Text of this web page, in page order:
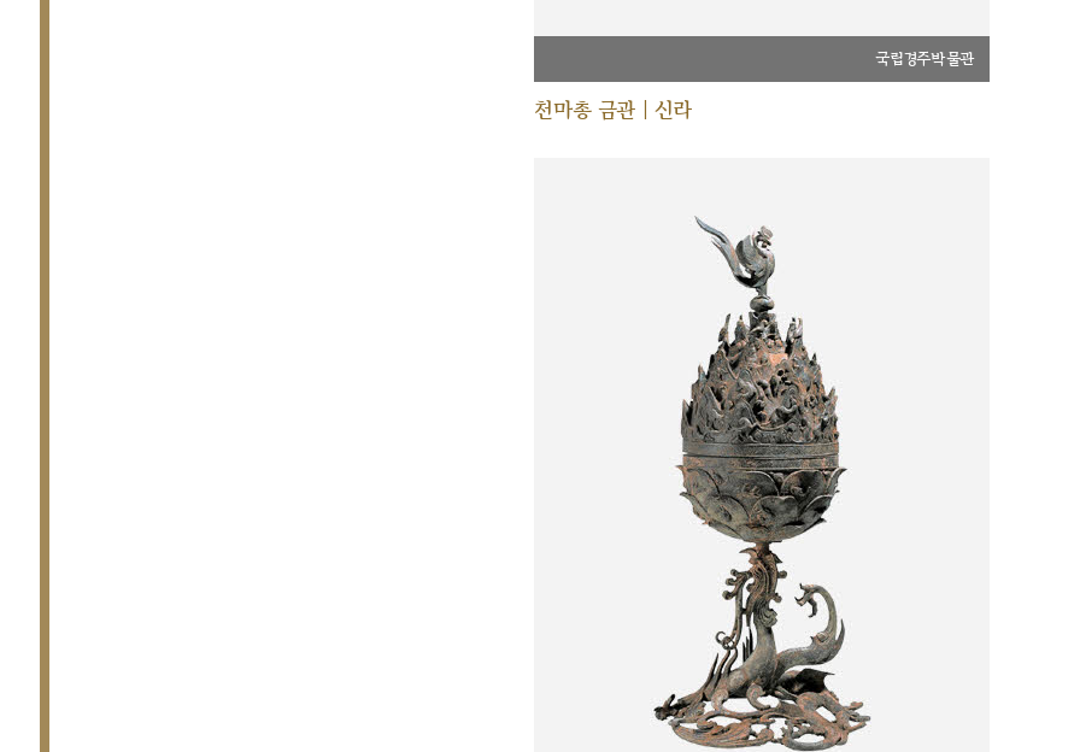
국립경주박물관
천마총 금관 | 신라